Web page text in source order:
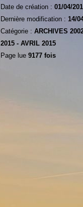
Date de création : 01/04/
Dernière modification : 14/
Catégorie : ARCHIVES
2015 - AVRIL 2015
Page lue 9177 fois